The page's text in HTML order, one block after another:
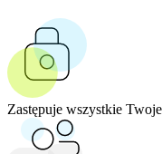
Zastępuje wszystkie